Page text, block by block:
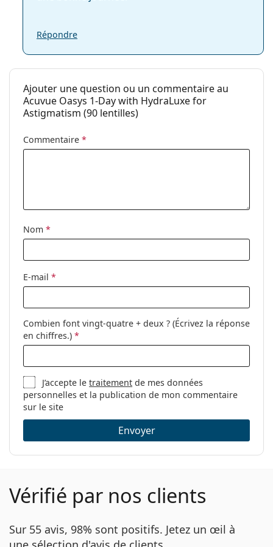
lentilles:
Poids:
258 g
Autres
Catégorie:
Lentilles journalières
Répondre
Ajouter une question ou un commentaire au
Acuvue Oasys 1-Day with HydraLuxe for
Astigmatism (90 lentilles)
Commentaire *
Nom *
E-mail *
Combien font vingt-quatre + deux ? (Écrivez la réponse
en chiffres.) *
J’accepte letraitement de mes données
personnelles et la publication de mon commentaire
sur le site
Envoyer
Vérifié par nos clients
Sur 55 avis, 98% sont positifs. Jetez un œil à